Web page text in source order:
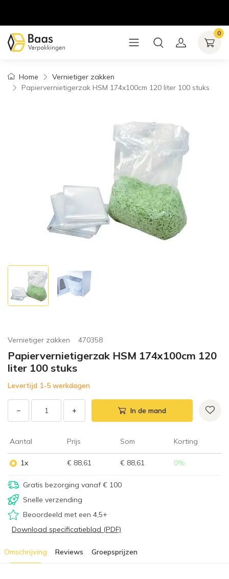
0
Home
Vernietiger zakken
Papiervernietigerzak HSM 174x100cm 120 liter 100 stuks
Vernietiger zakken 470358
Papiervernietigerzak HSM 174x100cm 120
liter 100 stuks
Levertijd 1-5 werkdagen
− + In de mand
Aantal Prijs Som Korting
1x € 88,61 € 88,61 0%
Gratis bezorging vanaf € 100
Snelle verzending
Beoordeeld met een 4,5+
Download specificatieblad (PDF)
Omschrijving Reviews Groepsprijzen